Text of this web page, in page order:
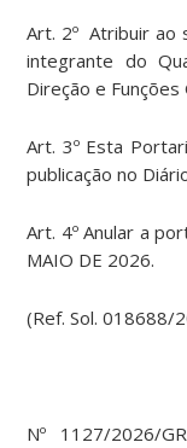
Art. 2º Atribuir ao
integrante do
Direção e Funções
Art. 3º Esta
publicação no
Art. 4º Anular a
MAIO DE 2026.
(Ref. Sol. 018688/
Nº 1127/2026/